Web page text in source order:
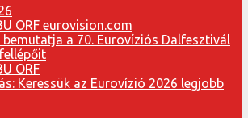
bemutatja a 70. Eurovíziós Dalfesztivál
Keressük az Eurovízió 2026 legjobb